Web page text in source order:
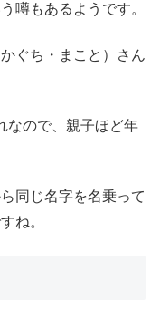
噂もあるようです。
かぐち・まこと）さん
なので、親子ほど年
同じ名字を名乗って
ね。